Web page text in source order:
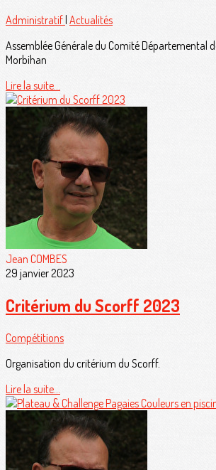
Administratif| Actualités
Assemblée Générale du Comité Départemental
Morbihan
Lire la suite...
Jean COMBES
29 janvier 2023
Critérium du Scorff 2023
Compétitions
Organisation du critérium du Scorff.
Lire la suite...